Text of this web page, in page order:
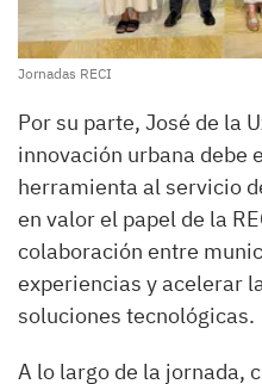
Jornadas RECI
Por su parte, José de la
innovación urbana debe
herramienta al servicio
en valor el papel de la
colaboración entre
experiencias y acelerar
soluciones tecnológicas.
A lo largo de la jornada,